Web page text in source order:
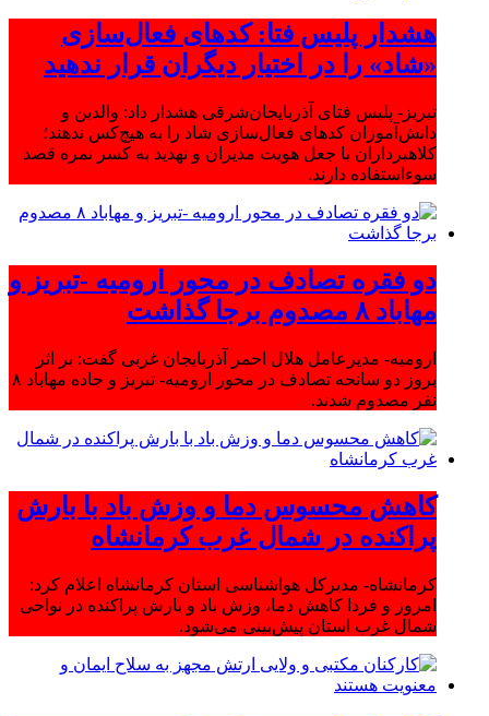
هشدار پلیس فتا: کدهای فعال‌سازی
«شاد» را در اختیار دیگران قرار ندهید
تبریز- پلیس فتای آذربایجان‌شرقی هشدار داد: والدین و
دانش‌آموزان کدهای فعال‌سازی شاد را به هیچ‌کس ندهند؛
کلاهبرداران با جعل هویت مدیران و تهدید به کسر نمره قصد
سوءاستفاده دارند.
دو فقره تصادف در محور ارومیه -تبریز و
مهاباد ۸ مصدوم برجا گذاشت
ارومیه- مدیرعامل هلال احمر آذربایجان غربی گفت: بر اثر
بروز دو سانحه تصادف در محور ارومیه- تبریز و جاده مهاباد ۸
نفر مصدوم شدند.
کاهش محسوس دما و وزش باد با بارش
پراکنده در شمال غرب کرمانشاه
کرمانشاه- مدیرکل هواشناسی استان کرمانشاه اعلام کرد:
امروز و فردا کاهش دما، وزش باد و بارش پراکنده در نواحی
شمال غرب استان پیش‌بینی می‌شود.